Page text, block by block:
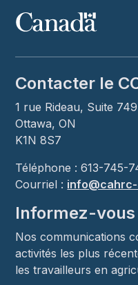
Contacter le
1 rue Rideau, Suite 749
Ottawa, ON
K1N 8S7
Téléphone : 613-745-
Courriel :
Informez-vous
Nos communications
activités les plus
les travailleurs en